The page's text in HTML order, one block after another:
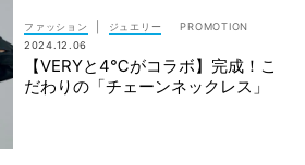
ファッション
ジュエリー
2024.12.06
【VERYと4℃がコラボ】完成！こ
だわりの「チェーンネックレス」